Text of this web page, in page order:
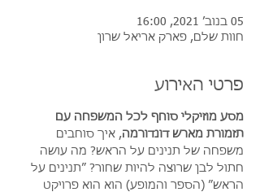
05 בנוב׳ 2021, 16:00
חוות שלם, פארק אריאל שרון
פרטי האירוע
מסע מוזיקלי סוחף לכל המשפחה עם
תזמורת מארש דונדורמה, איך סוחבים
משפחה של תנינים על הראש? מה עושה
חתול לבן שרוצה להיות שחור? ״תנינים על
הראש״ (הספר והמופע) הוא הוא פרויקט